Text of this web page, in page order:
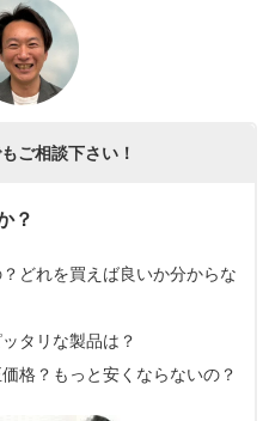
ご相談下さい！
？
どれを買えば良いか分からな
タリな製品は？
格？もっと安くならないの？